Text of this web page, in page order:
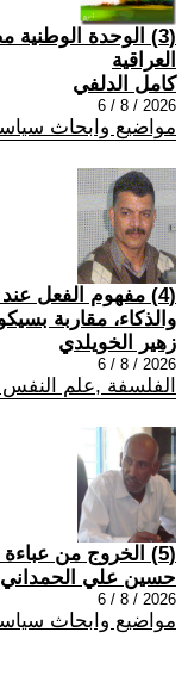
(3) الوحدة الوطنية
العراقية
كامل الدلفي
2026 / 8 / 6
مواضيع وابحاث
(4) مفهوم الفعل عند
والذكاء، مقاربة
زهير الخويلدي
2026 / 8 / 6
الفلسفة ,علم النفس
(5) الخروج من عباءة النفط
حسين علي الحمداني
2026 / 8 / 6
مواضيع وابحاث